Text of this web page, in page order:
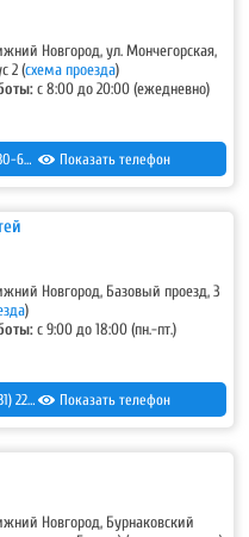
Новгород, ул. Мончегорская,
2 (схема проезда)
с 8:00 до 20:00 (ежедневно)
+7-930-669-82-72 Показать телефон
Новгород, Базовый проезд, 3
)
с 9:00 до 18:00 (пн.-пт.)
+7 (831) 220-44-54 ,+7 (831) 220-44-55
Показать телефон
Новгород, Бурнаковский